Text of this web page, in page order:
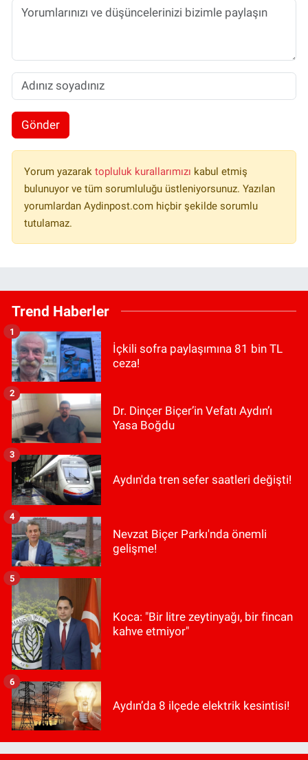
Gönder
Yorum yazarak topluluk kurallarımızı kabul etmiş
bulunuyor ve tüm sorumluluğu üstleniyorsunuz. Yazılan
yorumlardan Aydinpost.com hiçbir şekilde sorumlu
tutulamaz.
Trend Haberler
İçkili sofra paylaşımına 81 bin TL
ceza!
1
Dr. Dinçer Biçer’in Vefatı Aydın’ı
Yasa Boğdu
2
Aydın'da tren sefer saatleri değişti!
3
Nevzat Biçer Parkı'nda önemli
gelişme!
4
Koca: "Bir litre zeytinyağı, bir fincan
kahve etmiyor"
5
Aydın’da 8 ilçede elektrik kesintisi!
6